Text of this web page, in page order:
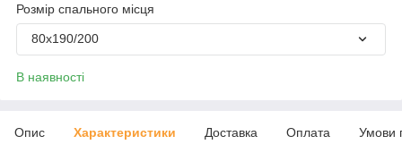
Розмір спального місця
80х190/200
В наявності
Опис Характеристики Доставка Оплата Умови